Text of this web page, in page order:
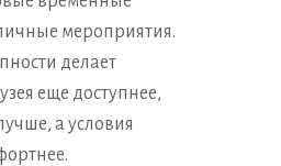
мероприятия.
делает
еще доступнее,
а условия